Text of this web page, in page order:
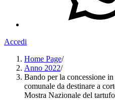
Accedi
Home Page/
Anno 2022/
Bando per la concessione
comunale da destinare a
Mostra Nazionale del